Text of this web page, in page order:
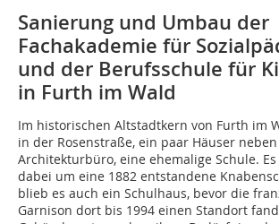
Sanierung und Umbau der
Fachakademie für
und der Berufsschule für
in Furth im Wald
Im historischen Altstadtkern von Furth im
in der Rosenstraße, ein paar Häuser
Architekturbüro, eine ehemalige Schule.
dabei um eine 1882 entstandene
blieb es auch ein Schulhaus, bevor die
Garnison dort bis 1994 einen Standort